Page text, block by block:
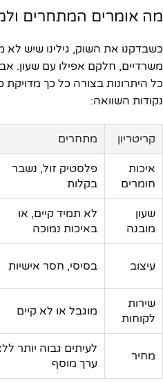
מה אומרים המתחרים
כשבדקנו את השוק, גילינו שיש
משרדיים, חלקם אפילו עם
כל היתרונות בצורה כל כך מדויקת
נקודות השוואה:
קריטריון מתחרים
איכות
חומרים
פלסטיק זול, נשבר
בקלות
שעון
מובנה
לא תמיד קיים, או
באיכות נמוכה
עיצוב בסיסי, חסר אישיות
שירות
לקוחות
מוגבל או לא קיים
מחיר
לעיתים גבוה יותר
ערך מוסף